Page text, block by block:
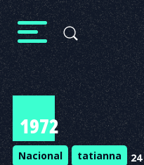
1972
Nacional tatianna